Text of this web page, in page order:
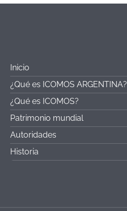
Inicio
¿Qué es ICOMOS ARGENTINA?
¿Qué es ICOMOS?
Patrimonio mundial
Autoridades
Historia